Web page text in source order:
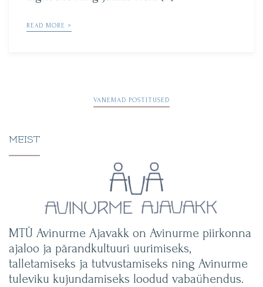
READ MORE >
Navigeerimine
VANEMAD POSTITUSED
MEIST
MTÜ Avinurme Ajavakk on Avinurme piirkonna
ajaloo ja pärandkultuuri uurimiseks,
talletamiseks ja tutvustamiseks ning Avinurme
tuleviku kujundamiseks loodud vabaühendus.